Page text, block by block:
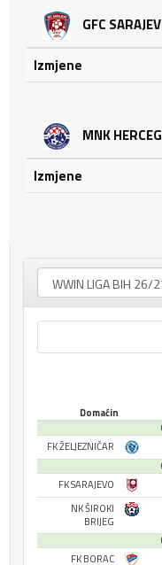
GFC
Izmjene
MNK
Izmjene
Domaćin
FK ŽELJEZNIČAR
FK SARAJEVO
NK ŠIROKI
BRIJEG
FK BORAC